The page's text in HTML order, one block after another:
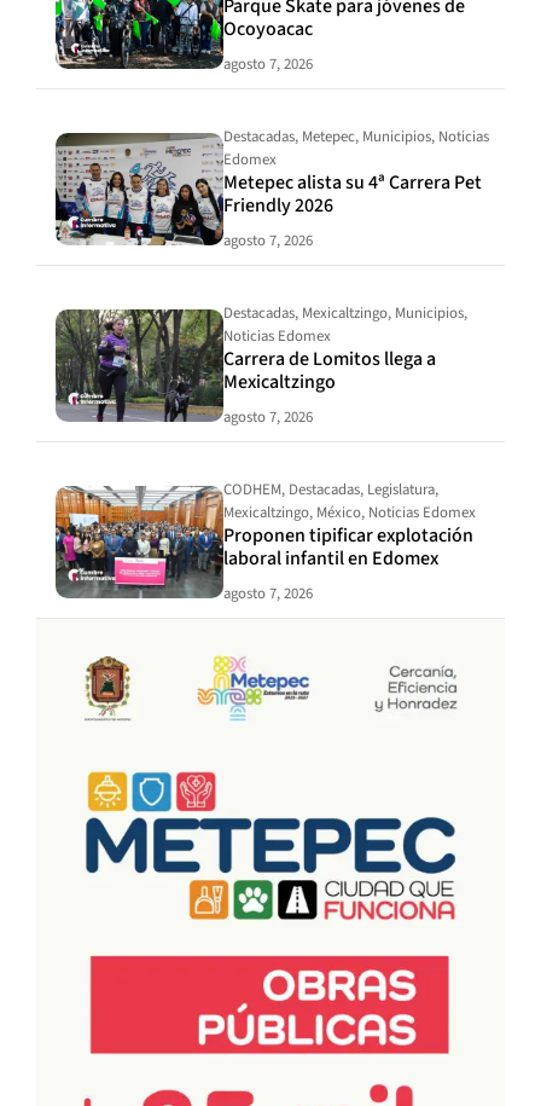
Parque Skate para jóvenes de
Ocoyoacac
agosto 7, 2026
Destacadas, Metepec, Municipios, Noticias
Edomex
Metepec alista su 4ª Carrera Pet
Friendly 2026
agosto 7, 2026
Destacadas, Mexicaltzingo, Municipios,
Noticias Edomex
Carrera de Lomitos llega a
Mexicaltzingo
agosto 7, 2026
CODHEM, Destacadas, Legislatura,
Mexicaltzingo, México, Noticias Edomex
Proponen tipificar explotación
laboral infantil en Edomex
agosto 7, 2026